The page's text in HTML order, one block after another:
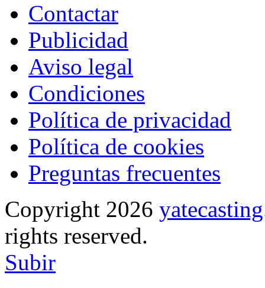
Contactar
Publicidad
Aviso legal
Condiciones
Política de privacidad
Política de cookies
Preguntas frecuentes
Copyright 2026
rights reserved.
Subir